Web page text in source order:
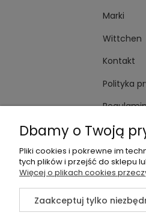
Marki
Wittchen
Kontakt
Polityka
Dbamy o Twoją
Pliki cookies i pokrewne im
tych plików i przejść do sklepu
Więcej o plikach cookies
Zaakceptuj tylko